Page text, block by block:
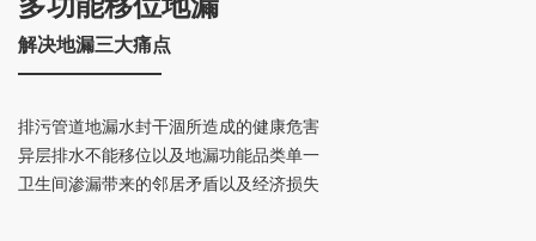
解决地漏三大痛点
排污管道地漏水封干涸所造成的健康危害
异层排水不能移位以及地漏功能品类单一
卫生间渗漏带来的邻居矛盾以及经济损失